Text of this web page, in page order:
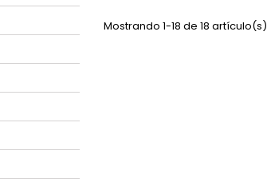
Mostrando 1-18 de 18 artículo(s)